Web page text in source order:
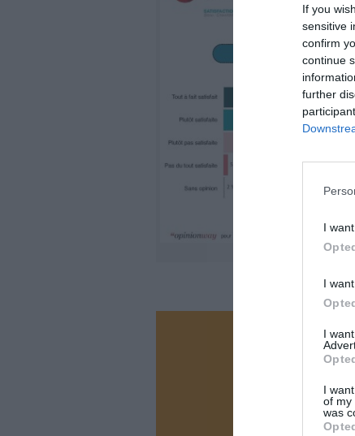
If you
sensitive
confirm
continue
further
I
I
I
I
of my
was
Vous